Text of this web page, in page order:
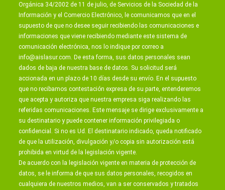
Orgánica 34/2002 de 11 de julio, de Servicios de la Sociedad de la
Información y el Comercio Electrónico, le comunicamos que en el
supuesto de que no desee seguir recibiendo las comunicaciones e
informaciones que viene recibiendo mediante este sistema de
comunicación electrónica, nos lo indique por correo a
info@aislasur.com. De esta forma, sus datos personales sean
dados de baja de nuestra base de datos. Su solicitud será
accionada en un plazo de 10 días desde su envío. En el supuesto
que no recibamos contestación expresa de su parte, entenderemos
que acepta y autoriza que nuestra empresa siga realizando las
referidas comunicaciones. Este mensaje se dirige exclusivamente a
su destinatario y puede contener información privilegiada o
confidencial. Si no es Ud. El destinatario indicado, queda notificado
de que la utilización, divulgación y/o copia sin autorización está
prohibida en virtud de la legislación vigente.
De acuerdo con la legislación vigente en materia de protección de
datos, se le informa de que sus datos personales, recogidos en
cualquiera de nuestros medios, van a ser conservados y tratados